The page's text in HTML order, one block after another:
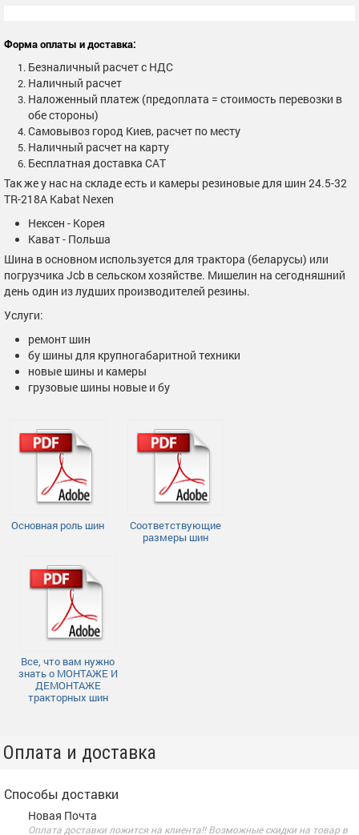
Форма оплаты и доставка:
Безналичный расчет с НДС
Наличный расчет
Наложенный платеж (предоплата = стоимость перевозки в
обе стороны)
Самовывоз город Киев, расчет по месту
Наличный расчет на карту
Бесплатная доставка САТ
Так же у нас на складе есть и камеры резиновые для шин 24.5-32
TR-218A Kabat Nexen
Нексен - Корея
Кават - Польша
Шина в основном используется для трактора (беларусы) или
погрузчика Jcb в сельском хозяйстве. Мишелин на сегодняшний
день один из лудших производителей резины.
Услуги:
ремонт шин
бу шины для крупногабаритной техники
новые шины и камеры
грузовые шины новые и бу
Основная роль шин
Соответствующие
размеры шин
Все, что вам нужно
знать о МОНТАЖЕ И
ДЕМОНТАЖЕ
тракторных шин
Оплата и доставка
Способы доставки
Новая Почта
Оплата доставки ложится на клиента!! Возможные скидки на товар в